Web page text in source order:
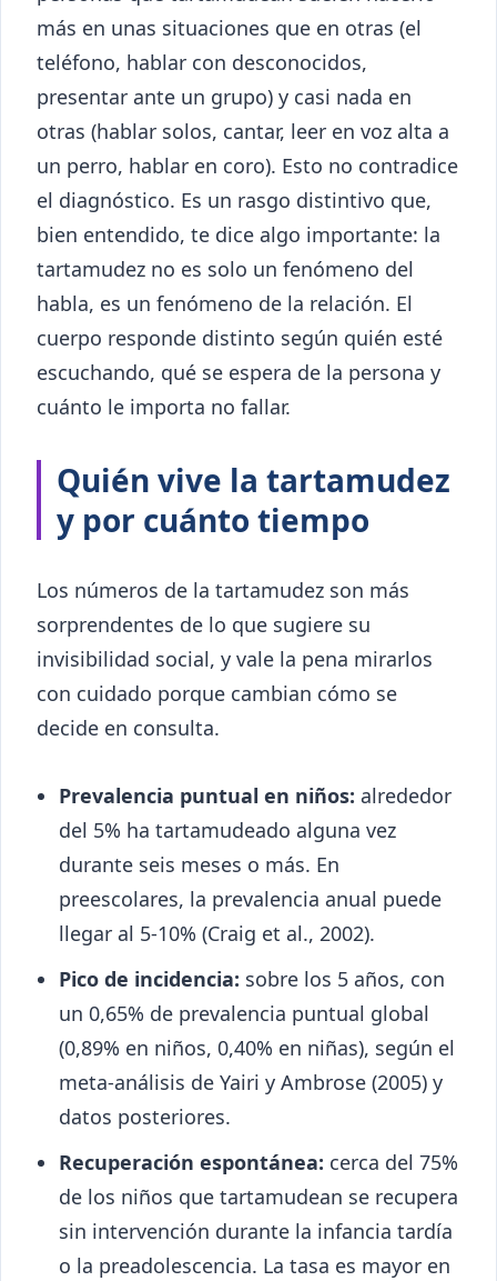
más en unas situaciones que en otras (el
teléfono, hablar con desconocidos,
presentar ante un grupo) y casi nada en
otras (hablar solos, cantar, leer en voz alta a
un perro, hablar en coro). Esto no contradice
el diagnóstico. Es un rasgo distintivo que,
bien entendido, te dice algo importante: la
tartamudez no es solo un fenómeno del
habla, es un fenómeno de la relación. El
cuerpo responde distinto según quién esté
escuchando, qué se espera de la persona y
cuánto le importa no fallar.
Quién vive la tartamudez
y por cuánto tiempo
Los números de la tartamudez son más
sorprendentes de lo que sugiere su
invisibilidad social, y vale la pena mirarlos
con cuidado porque cambian cómo se
decide en consulta.
Prevalencia puntual en niños: alrededor
del 5% ha tartamudeado alguna vez
durante seis meses o más. En
preescolares, la prevalencia anual puede
llegar al 5-10% (Craig et al., 2002).
Pico de incidencia: sobre los 5 años, con
un 0,65% de prevalencia puntual global
(0,89% en niños, 0,40% en niñas), según el
meta-análisis de Yairi y Ambrose (2005) y
datos posteriores.
Recuperación espontánea: cerca del 75%
de los niños que tartamudean se recupera
sin intervención durante la infancia tardía
o la preadolescencia. La tasa es mayor en